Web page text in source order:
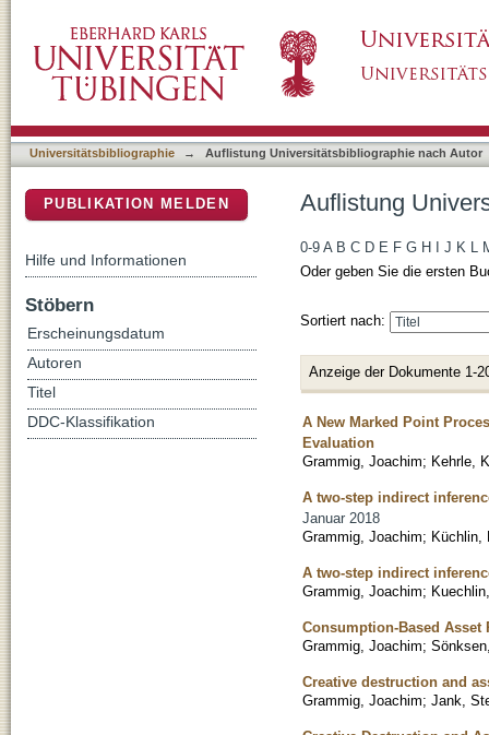
Universitätsbibliographie → Auflistung Universitätsbibliographie nach Autor
Auflistung
0-9 A B C D E F G H J K L
Oder geben Sie die ersten
Sortiert nach:
Anzeige der Dokumente 1-
A New Marked Point
Evaluation
Grammig, Joachim; Kehrle,
A two-step indirect
Januar 2018
Grammig, Joachim; Küchlin,
A two-step indirect
Grammig, Joachim;
Consumption-Based
Grammig, Joachim;
Creative destruction and
Grammig, Joachim; Jank,
PUBLIKATION MELDEN
Hilfe und Informationen
Stöbern
Erscheinungsdatum
Autoren
Titel
DDC-Klassifikation